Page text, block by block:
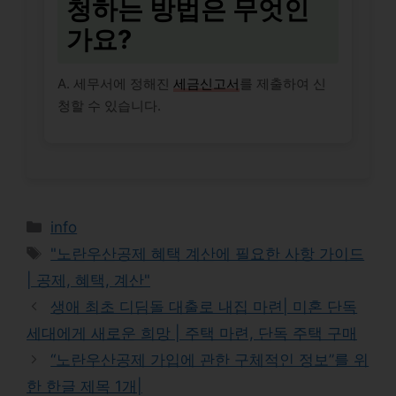
청하는 방법은 무엇인
가요?
A. 세무서에 정해진 세금신고서를 제출하여 신
청할 수 있습니다.
Categories
info
Tags
"노란우산공제 혜택 계산에 필요한 사항 가이드
| 공제, 혜택, 계산"
생애 최초 디딤돌 대출로 내집 마련| 미혼 단독
세대에게 새로운 희망 | 주택 마련, 단독 주택 구매
“노란우산공제 가입에 관한 구체적인 정보”를 위
한 한글 제목 1개|